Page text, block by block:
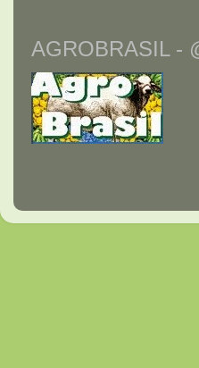
AGROBRASIL -